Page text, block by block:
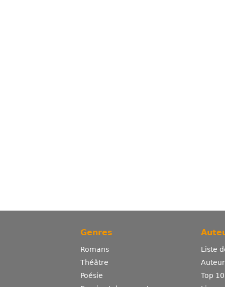
Genres
Romans
Théâtre
Poésie
Liste
Top